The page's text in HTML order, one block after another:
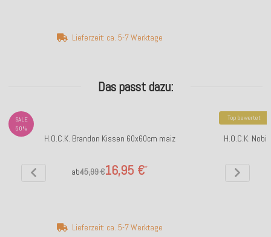
Lieferzeit: ca. 5-7 Werktage
Das passt dazu:
SALE
50%
H.O.C.K. Brandon Kissen 60x60cm maiz
ab 16,95 €*
45,99 €
Lieferzeit: ca. 5-7 Werktage
Top bewertet
H.O.C.K.